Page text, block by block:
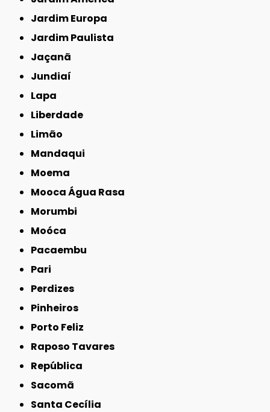
Jardim Europa
Jardim Paulista
Jaçanã
Jundiaí
Lapa
Liberdade
Limão
Mandaqui
Moema
Mooca Água Rasa
Morumbi
Moóca
Pacaembu
Pari
Perdizes
Pinheiros
Porto Feliz
Raposo Tavares
República
Sacomã
Santa Cecília